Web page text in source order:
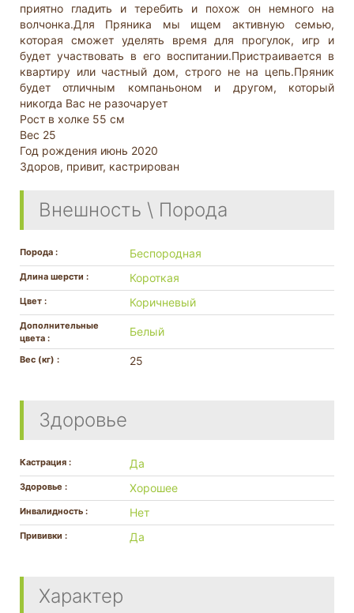
приятно гладить и теребить и похож он немного на
волчонка.Для Пряника мы ищем активную семью,
которая сможет уделять время для прогулок, игр и
будет участвовать в его воспитании.Пристраивается в
квартиру или частный дом, строго не на цепь.Пряник
будет отличным компаньоном и другом, который
никогда Вас не разочарует
Рост в холке 55 см
Вес 25
Год рождения июнь 2020
Здоров, привит, кастрирован
Внешность \ Порода
Порода : Беспородная
Длина шерсти : Короткая
Цвет : Коричневый
Дополнительные
цвета :
Белый
Вес (кг) : 25
Здоровье
Кастрация : Да
Здоровье : Хорошее
Инвалидность : Нет
Прививки : Да
Характер